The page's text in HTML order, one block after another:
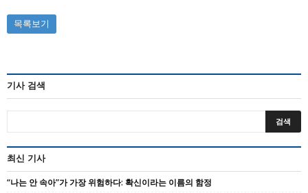
목록보기
기사 검색
최신 기사
“나는 안 속아”가 가장 위험하다: 확신이라는 이름의 함정